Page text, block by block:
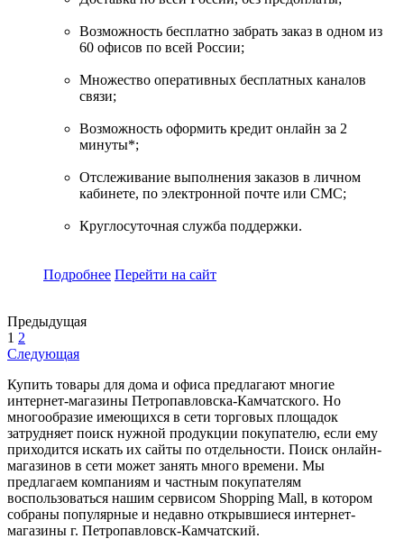
Возможность бесплатно забрать заказ в одном из
60 офисов по всей России;
Множество оперативных бесплатных каналов
связи;
Возможность оформить кредит онлайн за 2
минуты*;
Отслеживание выполнения заказов в личном
кабинете, по электронной почте или СМС;
Круглосуточная служба поддержки.
Подробнее Перейти на сайт
Предыдущая
1 2
Следующая
Купить товары для дома и офиса предлагают многие
интернет-магазины Петропавловска-Камчатского. Но
многообразие имеющихся в сети торговых площадок
затрудняет поиск нужной продукции покупателю, если ему
приходится искать их сайты по отдельности. Поиск онлайн-
магазинов в сети может занять много времени. Мы
предлагаем компаниям и частным покупателям
воспользоваться нашим сервисом Shopping Mall, в котором
собраны популярные и недавно открывшиеся интернет-
магазины г. Петропавловск-Камчатский.